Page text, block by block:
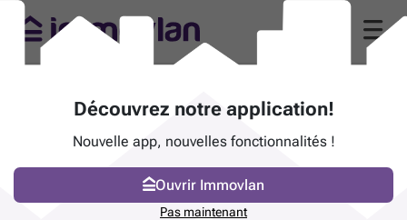
Découvrez notre application!
Nouvelle app, nouvelles fonctionnalités !
Ouvrir Immovlan
Pas maintenant